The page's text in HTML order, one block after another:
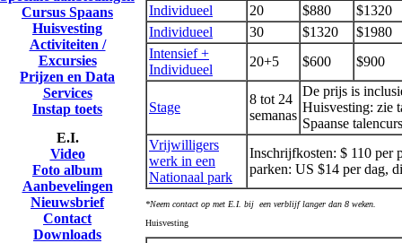
Cursus Spaans
Huisvesting
Activiteiten /
Excursies
Prijzen en Data
Services
Instap toets
E.I.
Video
Foto album
Aanbevelingen
Nieuwsbrief
Contact
Downloads
Individueel
20 $880
$1320
Individueel
30 $1320
$1980
Intensief +
Individueel
20+5 $600 $900
Stage
8 tot 24
semanas
De prijs is
Huisvesting: zie
Spaanse
Vrijwilligers
werk in een
Nationaal park
Inschrijfkosten: $ 110 per
parken: US $14 per dag,
*Neem contact op met E.I. bij een verblijf langer dan 8 weken.
Huisvesting